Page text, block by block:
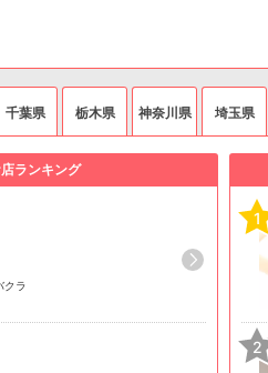
千葉県 栃木県 神奈川県 埼玉県
ランキング
クラ
1
2